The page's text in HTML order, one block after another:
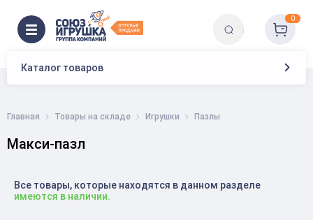
Каталог товаров
0
Главная Товары на складе Игрушки Пазлы
Макси-пазл
Все товары, которые находятся в данном разделе
имеются в наличии.